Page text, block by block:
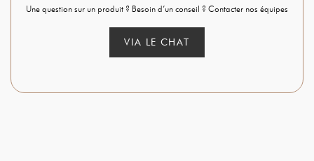
Une question sur un produit ? Besoin d’un conseil ? Contacter nos équipes
VIA LE CHAT